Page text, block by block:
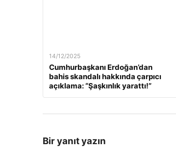
14/12/2025
Cumhurbaşkanı Erdoğan’dan
bahis skandalı hakkında çarpıcı
açıklama: “Şaşkınlık yarattı!”
Bir yanıt yazın